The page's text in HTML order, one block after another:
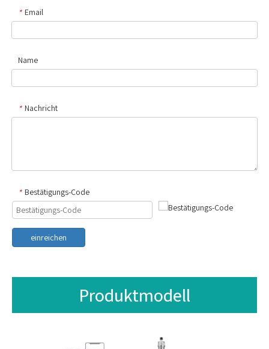
* Email
Name
* Nachricht
* Bestätigungs-Code
einreichen
Produktmodell